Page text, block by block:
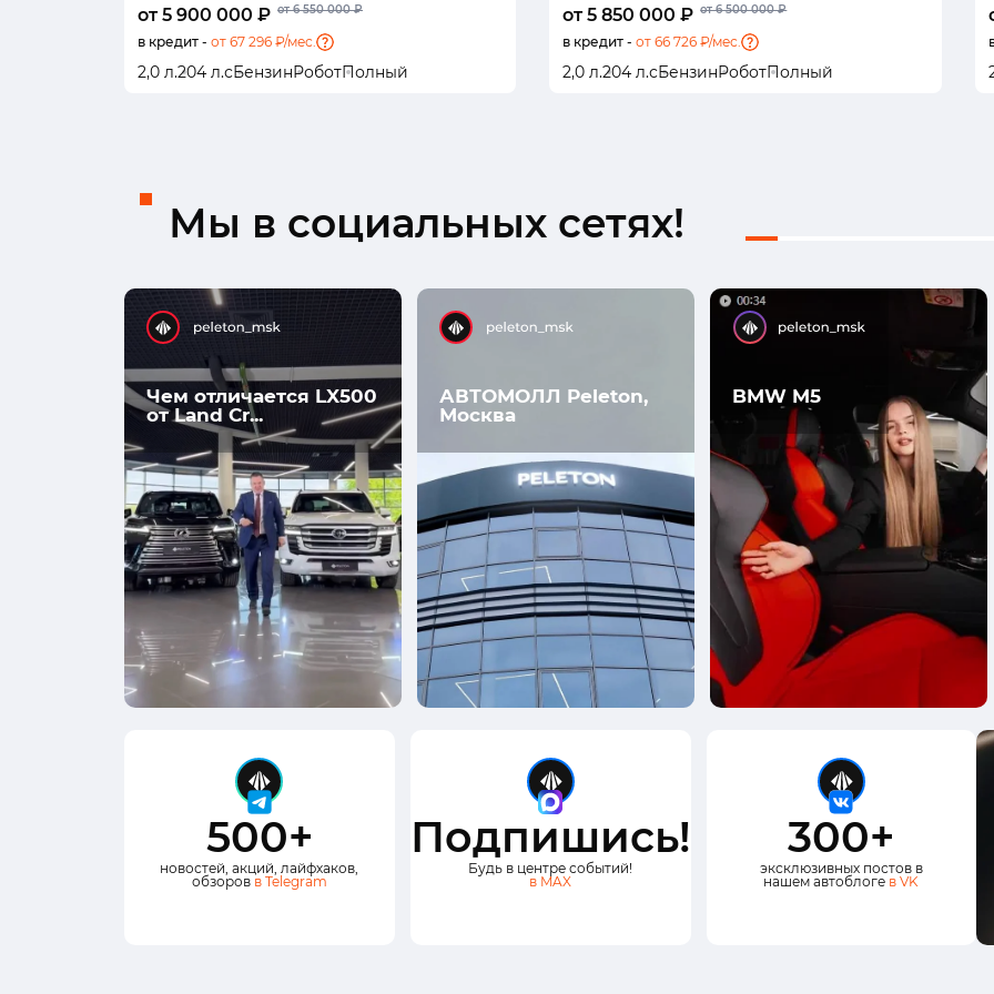
от 5 900 000 ₽ от 6 550 000 ₽
в кредит - от 67 296 ₽/мес.
2,0 л.204 л.сБензинРоботПолный
от 5 850 000 ₽ от 6 500 000 ₽
в кредит - от 66 726 ₽/мес.
2,0 л.204 л.сБензинРоботПолный
Мы в социальных сетях!
Чем отличается LX500
от Land Cr...
АВТОМОЛЛ Peleton,
Москва
BMW M5
500+
новостей, акций, лайфхаков,
обзоров в Telegram
Подпишись!
Будь в центре событий!
в MAX
300+
эксклюзивных постов в
нашем автоблоге в VK